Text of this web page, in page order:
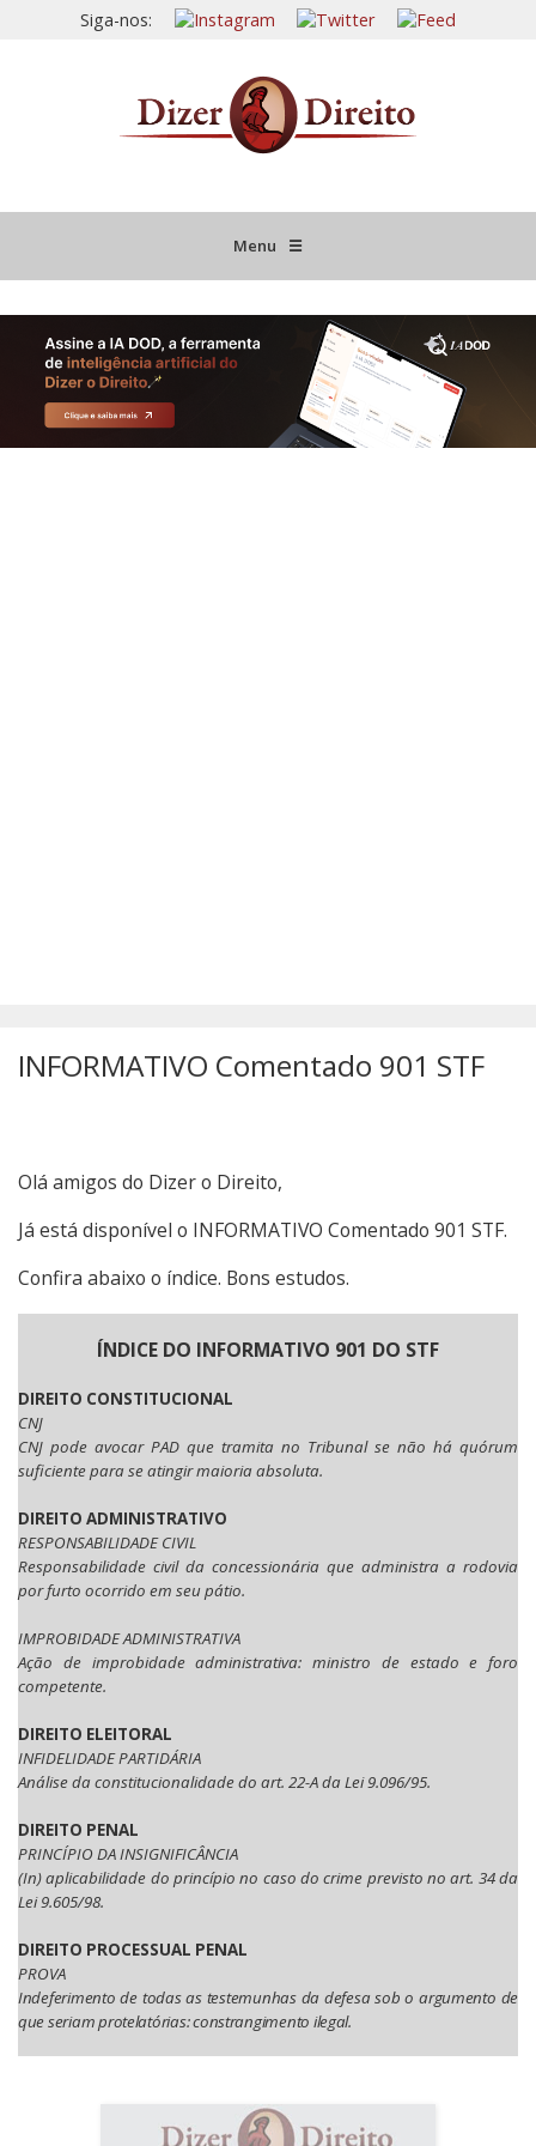
Siga-nos:
Menu ☰
JURISPRUDÊNCIA COMENTADA
INFORMATIVOS COMENTADOS
INFORMATIVO Comentado 901 STF
Olá amigos do Dizer o Direito,
Já está disponível o INFORMATIVO Comentado 901 STF.
Confira abaixo o índice. Bons estudos.
ÍNDICE DO INFORMATIVO 901 DO STF
DIREITO CONSTITUCIONAL
CNJ
CNJ pode avocar PAD que tramita no Tribunal se não há quórum
suficiente para se atingir maioria absoluta.
DIREITO ADMINISTRATIVO
RESPONSABILIDADE CIVIL
Responsabilidade civil da concessionária que administra a rodovia
por furto ocorrido em seu pátio.
IMPROBIDADE ADMINISTRATIVA
Ação de improbidade administrativa: ministro de estado e foro
competente.
DIREITO ELEITORAL
INFIDELIDADE PARTIDÁRIA
Análise da constitucionalidade do art. 22-A da Lei 9.096/95.
DIREITO PENAL
PRINCÍPIO DA INSIGNIFICÂNCIA
(In) aplicabilidade do princípio no caso do crime previsto no art. 34 da
Lei 9.605/98.
DIREITO PROCESSUAL PENAL
PROVA
Indeferimento de todas as testemunhas da defesa sob o argumento de
que seriam protelatórias: constrangimento ilegal.